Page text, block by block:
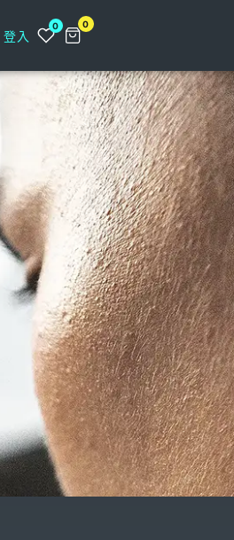
登入
0 0